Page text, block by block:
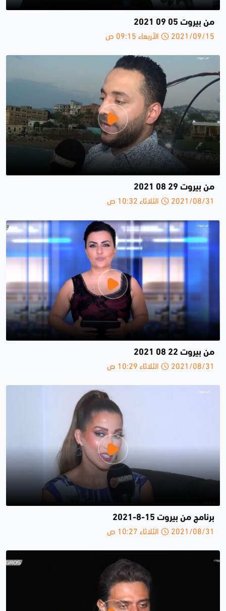
من بيروت 05 09 2021
2021/09/15 الأربعاء 09:15 ص
من بيروت 29 08 2021
2021/08/31 الثلاثاء 10:32 ص
من بيروت 22 08 2021
2021/08/31 الثلاثاء 10:29 ص
برنامج من بيروت 15-8-2021
2021/08/31 الثلاثاء 10:27 ص